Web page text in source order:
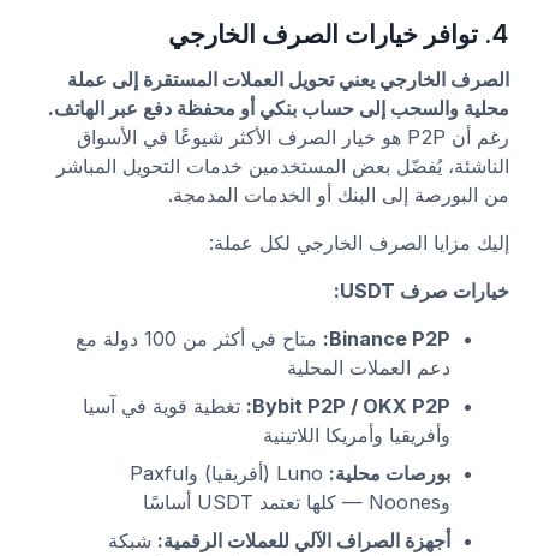
4. توافر خيارات الصرف الخارجي
الصرف الخارجي يعني تحويل العملات المستقرة إلى عملة
محلية والسحب إلى حساب بنكي أو محفظة دفع عبر الهاتف.
رغم أن P2P هو خيار الصرف الأكثر شيوعًا في الأسواق
الناشئة، يُفضّل بعض المستخدمين خدمات التحويل المباشر
من البورصة إلى البنك أو الخدمات المدمجة.
إليك مزايا الصرف الخارجي لكل عملة:
خيارات صرف USDT:
Binance P2P:
متاح في أكثر من 100 دولة مع
دعم العملات المحلية
Bybit P2P / OKX P2P: تغطية قوية في آسيا
وأفريقيا وأمريكا اللاتينية
بورصات محلية:
Luno (أفريقيا) وPaxful
وNoones — كلها تعتمد USDT أساسًا
أجهزة الصراف الآلي للعملات الرقمية: شبكة